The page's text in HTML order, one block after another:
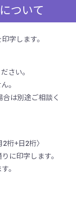
ついて
字します。
さい。
。
は別途ご相談く
桁+日2桁〉
に印字します。
。